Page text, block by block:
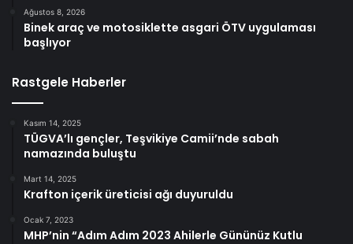
Ağustos 8, 2026
Binek araç ve motosiklette asgari ÖTV uygulaması
başlıyor
Rastgele Haberler
Kasım 14, 2025
TÜGVA’lı gençler, Teşvikiye Camii’nde sabah
namazında buluştu
Mart 14, 2025
Krafton içerik üreticisi ağı duyuruldu
Ocak 7, 2023
MHP’nin “Adım Adım 2023 Ahilerle Gününüz Kutlu